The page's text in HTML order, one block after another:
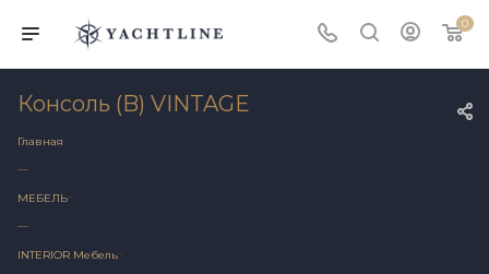
0
Консоль (B) VINTAGE
Главная
—
МЕБЕЛЬ
—
INTERIOR Мебель